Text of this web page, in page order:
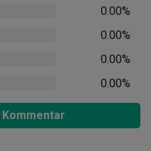
0.00%
0.00%
0.00%
0.00%